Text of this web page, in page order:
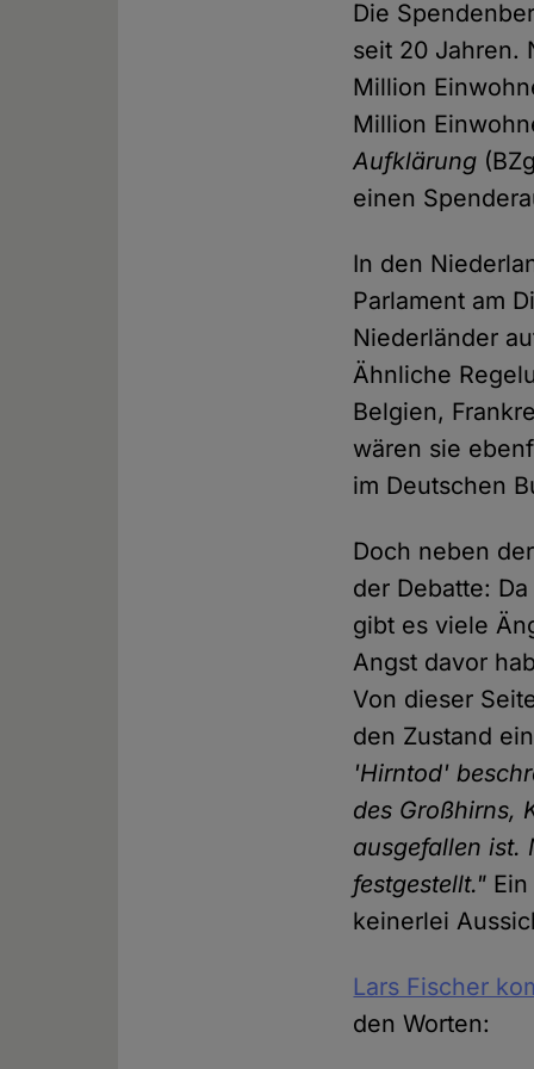
Die
seit 20 Jahren.
Million
Million
Aufklärung
einen
In den
Parlament am
Niederländer
Ähnliche
Belgien,
wären sie
im Deutschen
Doch neben
der Debatte:
gibt es viele
Angst davor
Von dieser
den Zustand
'Hirntod'
des Großhirns,
ausgefallen ist.
festgestellt."
keinerlei
Lars Fischer
den Worten: